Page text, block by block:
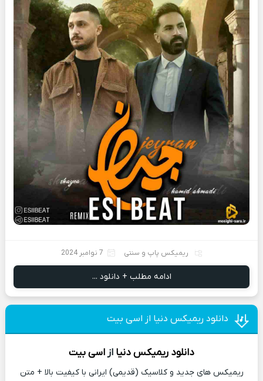
ریمیکس پاپ و سنتی 7 نوامبر 2024
ادامه مطلب + دانلود ...
دانلود ریمیکس دنیا از اسی بیت
دانلود ریمیکسدنیا ازاسی بیت
ریمیکس های جدید و کلاسیک (قدیمی) ایرانی با کیفیت بالا + متن